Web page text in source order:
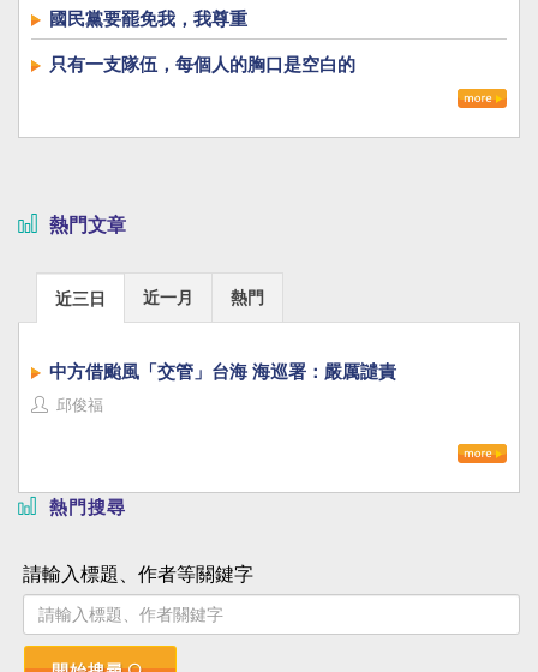
國民黨要罷免我，我尊重
只有一支隊伍，每個人的胸口是空白的
熱門文章
近三日 近一月 熱門
中方借颱風「交管」台海 海巡署：嚴厲譴責
邱俊福
熱門搜尋
請輸入標題、作者等關鍵字